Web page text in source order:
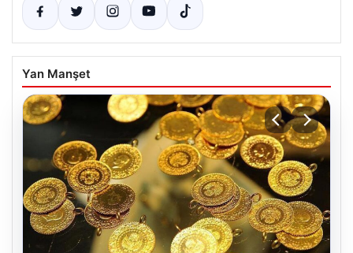
Yan Manşet